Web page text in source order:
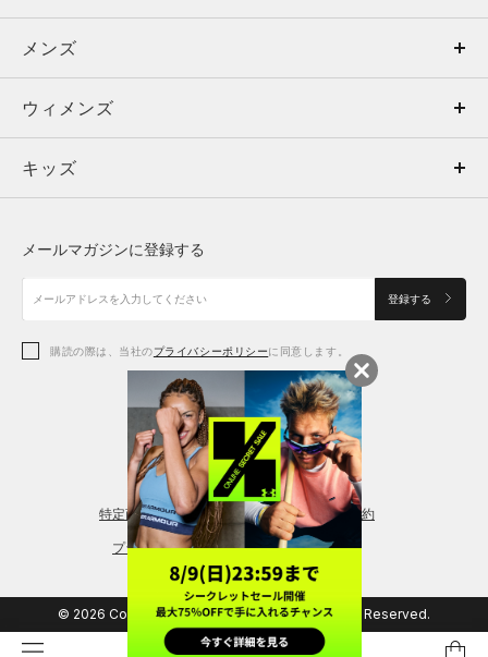
メンズ
ウィメンズ
キッズ
アクセサリー
メンズ
トップス
ボトムス
アクセサリー
ウィメンズ
トップス
シューズ
アクセサリー
レギンス＆タイツ
キッズ
シューズ
メールマガジンに登録する
登録する
購読の際は、当社のプライバシーポリシーに同意します。
特定商取引法に基づく通販の表記 会員規約
プライバシーポリシー
© 2026 Copyright DOME Corporation. All Rights Reserved.